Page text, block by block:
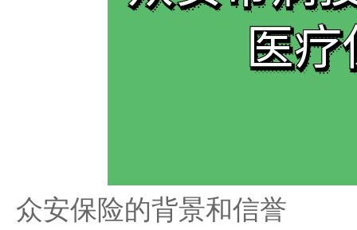
众安保险的背景和信誉